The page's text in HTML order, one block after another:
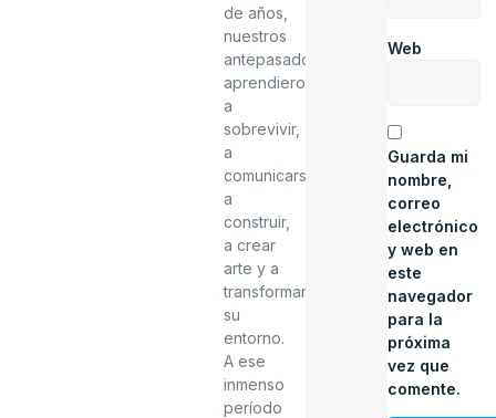
de años,
nuestros
antepasados
aprendieron
a
sobrevivir,
a
comunicarse,
a
construir,
a crear
arte y a
transformar
su
entorno.
A ese
inmenso
período
Web
Guarda mi
nombre,
correo
electrónico
y web en
este
navegador
para la
próxima
vez que
comente.